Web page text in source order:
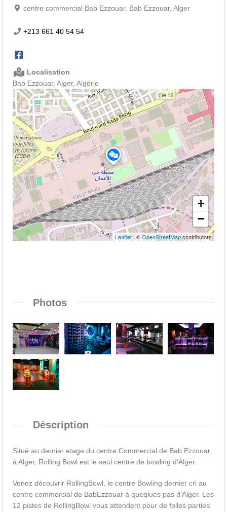
centre commercial Bab Ezzouar, Bab Ezzouar, Alger
+213 661 40 54 54
Localisation
Bab Ezzouar, Alger, Algérie
+
−
Leaflet| ©OpenStreetMapcontributors
Photos
Déscription
Situé au dernier etage du centre Commercial de Bab Ezzouar,
à Alger, Rolling Bowl est le seul centre de bowling d’Alger.
Venez découvrir RollingBowl, le centre Bowling dernier cri au
centre commercial de BabEzzouar à queqlues pas d’Alger. Les
12 pistes de RollingBowl vous attendent pour de folles parties